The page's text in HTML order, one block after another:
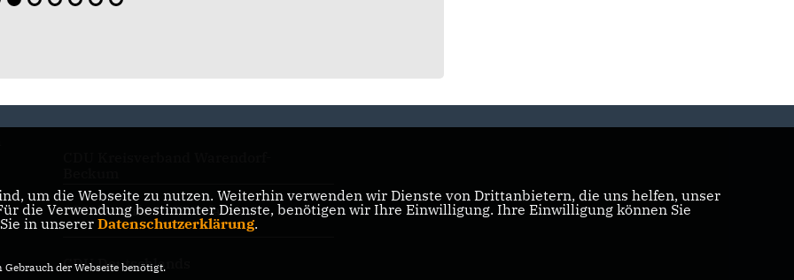
CDU Nordrhein-Westfalen
CDU Deutschlands
um die Webseite zu nutzen. Weiterhin verwenden wir Dienste von Drittanbietern, die uns helfen, unser
die Verwendung bestimmter Dienste, benötigen wir Ihre Einwilligung. Ihre Einwilligung können Sie
in unserer Datenschutzerklärung.
der Webseite benötigt.